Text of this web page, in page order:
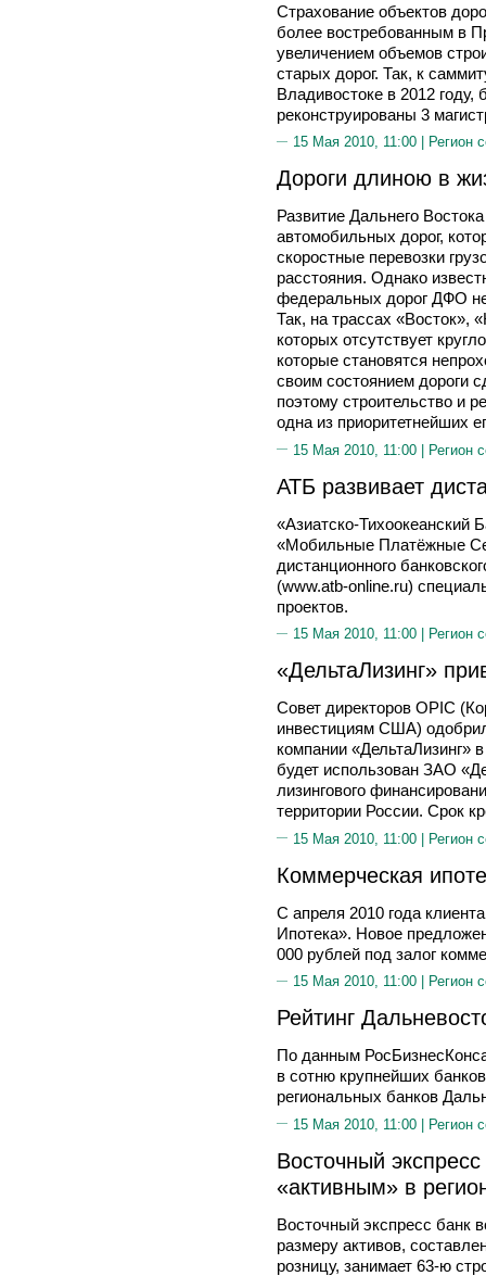
Страхование объектов
более востребованным в
увеличением объемов
старых дорог. Так, к
Владивостоке в 2012 году,
реконструированы 3
15 Мая 2010, 11:00 | Регион
Дороги длиною в
Развитие Дальнего
автомобильных дорог,
скоростные перевозки
расстояния. Однако
федеральных дорог ДФО
Так, на трассах «Восток»,
которых отсутствует
которые становятся
своим состоянием дороги
поэтому строительство и
одна из приоритетнейших
15 Мая 2010, 11:00 | Регион
АТБ развивает
«Азиатско-
«Мобильные Платёжные
дистанционного
(www.atb-online.ru)
проектов.
15 Мая 2010, 11:00 | Регион
«ДельтаЛизинг»
Совет директоров OPIC
инвестициям США)
компании «ДельтаЛизинг»
будет использован ЗАО
лизингового
территории России. Срок
15 Мая 2010, 11:00 | Регион
Коммерческая
С апреля 2010 года
Ипотека». Новое
000 рублей под залог
15 Мая 2010, 11:00 | Регион
Рейтинг
По данным
в сотню крупнейших
региональных банков
15 Мая 2010, 11:00 | Регион
Восточный
«активным» в
Восточный экспресс банк
размеру активов,
розницу, занимает 63-ю